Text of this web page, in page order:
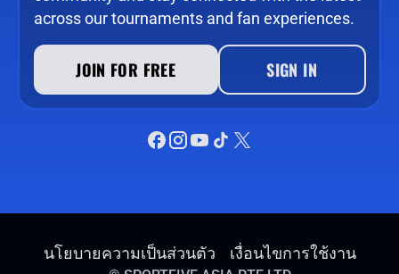
across our tournaments and fan experiences.
JOIN FOR FREE SIGN IN
นโยบายความเป็นส่วนตัว เงื่อนไขการใช้งาน